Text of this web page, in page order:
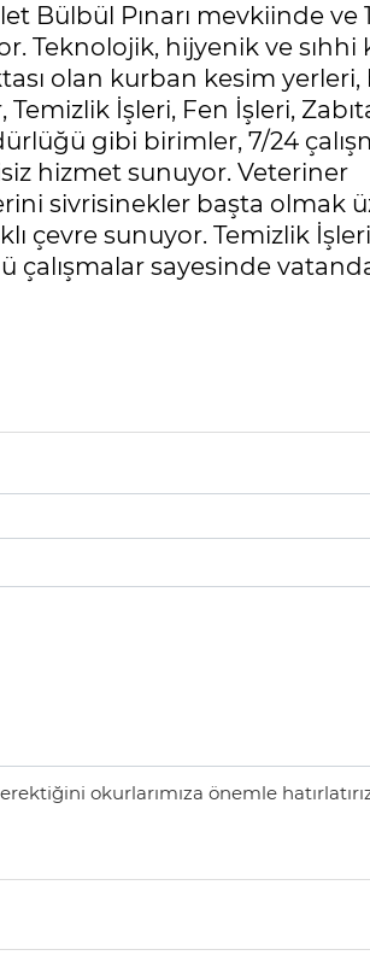
Bülbül Pınarı mevkiinde ve
Teknolojik, hijyenik ve sıhhi
olan kurban kesim
İşleri, Fen İşleri,
gibi birimler, 7/24
hizmet sunuyor. Veteriner
sivrisinekler başta olmak
çevre sunuyor. Temizlik İşleri
sayesinde
okurlarımıza önemle